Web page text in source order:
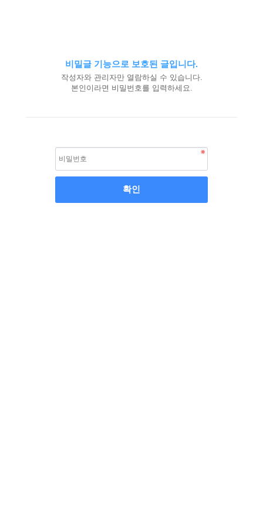
비밀글 기능으로 보호된 글입니다.
작성자와 관리자만 열람하실 수 있습니다.
본인이라면 비밀번호를 입력하세요.